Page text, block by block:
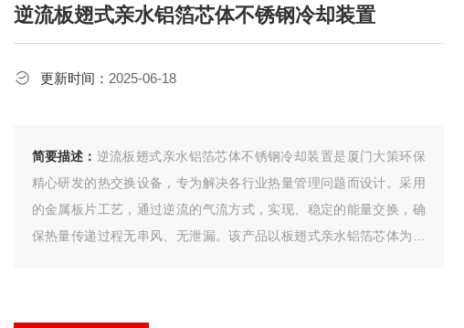
逆流板翅式亲水铝箔芯体不锈钢冷却装置
更新时间： 2025-06-18
简要描述： 逆流板翅式亲水铝箔芯体不锈钢冷却装置是厦门大策环保
精心研发的热交换设备，专为解决各行业热量管理问题而设计。采用
的金属板片工艺，通过逆流的气流方式，实现、稳定的能量交换，确
保热量传递过程无串风、无泄漏。该产品以板翅式亲水铝箔芯体为核